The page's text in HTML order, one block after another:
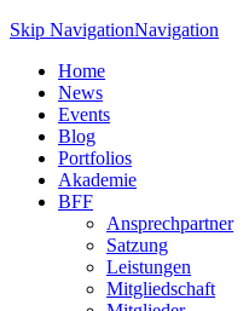
Skip NavigationNavigation
Home
News
Events
Blog
Portfolios
Akademie
BFF
Ansprechpartner
Satzung
Leistungen
Mitgliedschaft